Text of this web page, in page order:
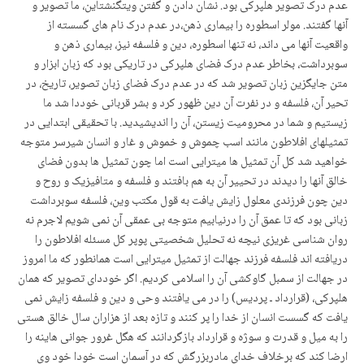
عدم درک تصویر هلپرکی بود. نشان دادن و گفتن ویتگنشتاین، ما تصویر و
آنها گفتند. مولر اسطوره را بیماری ذهن،در عدم درک نام های گسسته از
واقعیت آنها می داند، نه تنها اسطوره، دین و فلسفه نیز، بیماری ذهن و
سوبرداشت، بخاطر عدم درک فضای هلپرکی در تاریکی بود که زبان ابزار و
متن جایگزین زبان تصویر شد که در عدم درک فضای زبان تصویر، تاریخ، در
تحیر آن، فلسفه و در نفرت آن دین ظهور کرد و بشر قربانی خوددا شد ما
زیستیم و شما در محرومیت زیستن، آن را اندیشیدید. با تحقیقی ابتدایی در
تمثیلهای افلاطون مانند اسب چموش و خموش و غار و انسان شیرسر متوجه
خواهید شد کل آن تمثیل ها میترایی است اما چون تمثیل ها بدون فضای
خالق آنها را دیدند در تحییر آن به هم بافتند و فلسفه و متافیزیک و روح و
دین چون فرزندی معلول زایش یافت به قول مکتب وین، فلسفه سوبرداشت
زبانی بود که تا عمق آن را درنیابیم متوجه بی عمقی آن نمی شویم لاجرم نه
روان شناسی غریزی نیچه نه تحلیل شخصیتی پوپر کل مسئله افلاطون را
دریافته اند فلسفه فرزند جهالت از تمثیل میترایی است همانطور که ما امروز
در جهالت از سمبل گاوکشی آن را اسلامی کردیم. اگر خوددای تصویر که همان
هلپرکی، (قرارداد ـ پردیس) را در می یافتند وحی و دین و فلسفه زایش نمی
یافت که گسست انسان از خدا را پر کنند و تازه بعد از هزاران سال خالق هستی
را به میل و قدرت و سوژه و قرارداد بازگردانند که هگل غرور جوانی هاینه را
ارضا کند که برخلاف خدای مادربزرگش که در آسمان است خودا خود وی